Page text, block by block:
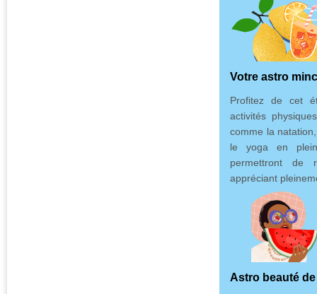
Votre astro
Profitez de cet
activités
comme la
le yoga en
permettront
appréciant
Astro beauté